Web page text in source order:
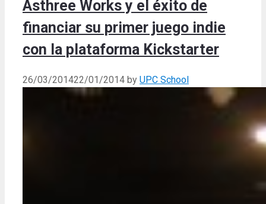
Asthree Works y el éxito de
financiar su primer juego indie
con la plataforma Kickstarter
26/03/201422/01/2014 by UPC School